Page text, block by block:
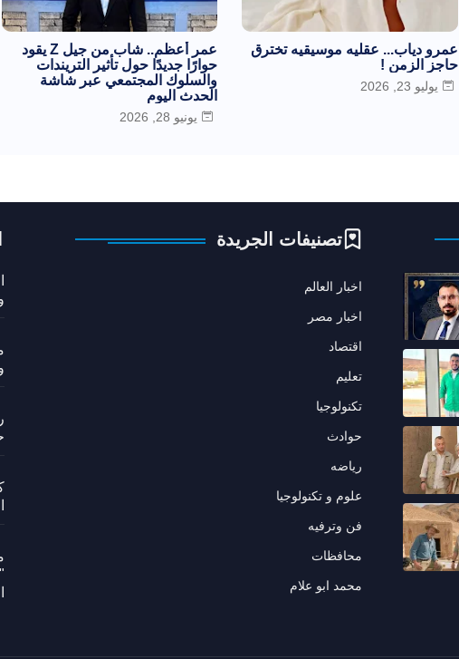
عمرو دياب... عقليه موسيقيه تخترق
حاجز الزمن !
يوليو 23, 2026
عمر أعظم.. شاب من جيل Z يقود
حوارًا جديدًا حول تأثير التريندات
والسلوك المجتمعي عبر شاشة
الحدث اليوم
يونيو 28, 2026
تصنيفات الجريدة
اخبار العالم
اخبار مصر
اقتصاد
تعليم
تكنولوجيا
حوادث
رياضه
علوم و تكنولوجيا
فن وترفيه
محافظات
محمد ابو علام